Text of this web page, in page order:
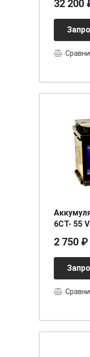
32 200
6СТ- 55 VL АПЗ (о.п.)
2 750 ₽